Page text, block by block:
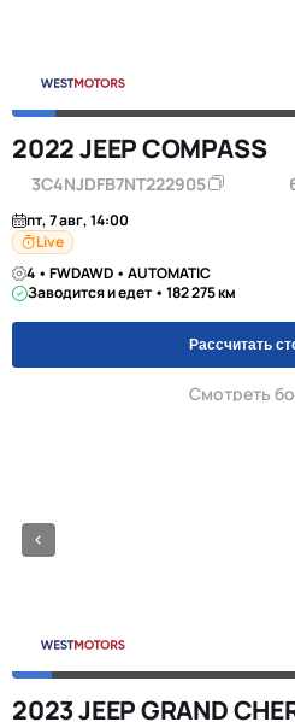
2022 JEEP COMPASS
3C4NJDFB7NT222905
пт, 7 авг, 14:00
Live
4 • FWDAWD • AUTOMATIC
Заводится и едет • 182 275 км
Рассчитать
Смотреть
2023 JEEP GRAND